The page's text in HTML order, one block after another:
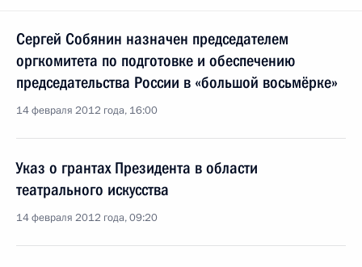
Сергей Собянин назначен председателем
оргкомитета по подготовке и обеспечению
председательства России в «большой восьмёрке»
14 февраля 2012 года, 16:00
Указ о грантах Президента в области
театрального искусства
14 февраля 2012 года, 09:20